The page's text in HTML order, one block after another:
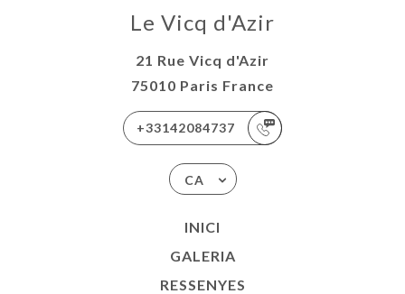
Le Vicq d'Azir
21 Rue Vicq d'Azir
75010 Paris France
+33142084737
CA
INICI
GALERIA
RESSENYES